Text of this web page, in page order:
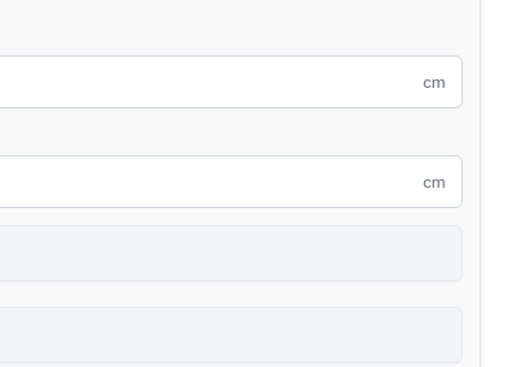
cm
cm